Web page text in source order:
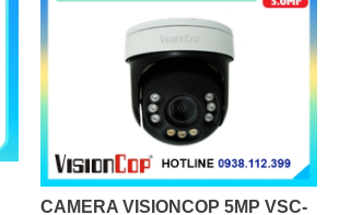
CAMERA VISIONCOP 5MP VSC-